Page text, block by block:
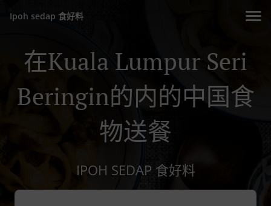
Ipoh sedap 食好料
在Kuala Lumpur Seri
Beringin的内的中国食
物送餐
IPOH SEDAP 食好料